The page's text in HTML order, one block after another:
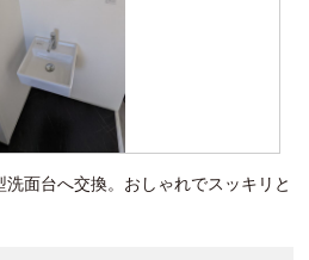
面台へ交換。おしゃれでスッキリと